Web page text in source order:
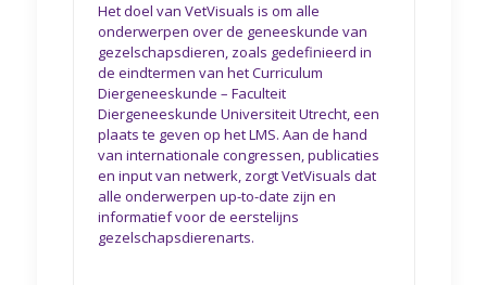
Het doel van VetVisuals is om alle
onderwerpen over de geneeskunde van
gezelschapsdieren, zoals gedefinieerd in
de eindtermen van het Curriculum
Diergeneeskunde – Faculteit
Diergeneeskunde Universiteit Utrecht, een
plaats te geven op het LMS. Aan de hand
van internationale congressen, publicaties
en input van netwerk, zorgt VetVisuals dat
alle onderwerpen up-to-date zijn en
informatief voor de eerstelijns
gezelschapsdierenarts.